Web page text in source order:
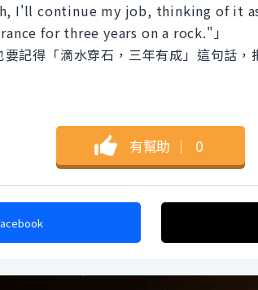
I'll continue my job, thinking of it
for three years on a rock."」
要記得「滴水穿石，三年有成」這句話，
有幫助 ｜ 0